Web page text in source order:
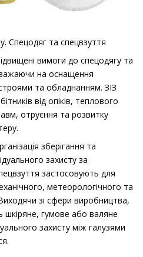
Спецодяг та спецвзуття
вимоги до спецодягу та
на оснащення
та обладнанням. ЗІЗ
від опіків, теплового
отруєння та розвитку
зберігання та
захисту за
застосовують для
метеорологічного та
зі сфери виробництва,
шкіряне, гумове або валяне
захисту між галузями